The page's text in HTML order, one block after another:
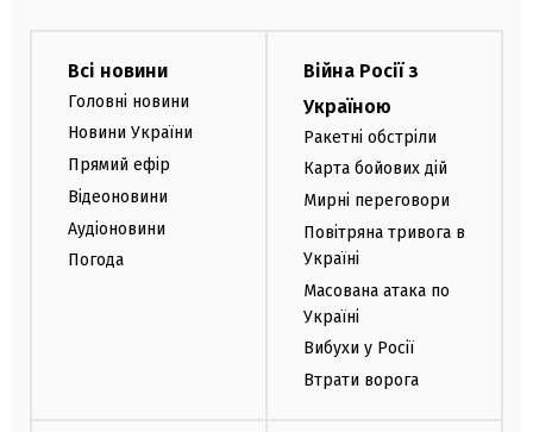
Всі новини
Головні новини
Новини України
Прямий ефір
Відеоновини
Аудіоновини
Погода
Війна Росії з
Україною
Ракетні обстріли
Карта бойових дій
Мирні переговори
Повітряна тривога в
Україні
Масована атака по
Україні
Вибухи у Росії
Втрати ворога